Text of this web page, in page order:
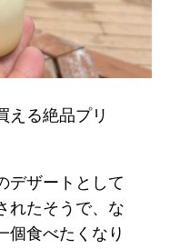
える絶品プリ
デザートとして
れたそうで、な
個食べたくなり